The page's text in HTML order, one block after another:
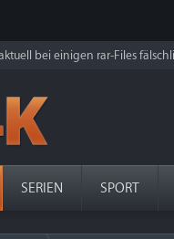
bei einigen rar-Files
SERIEN SPORT